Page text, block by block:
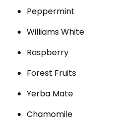
Peppermint
Williams White
Raspberry
Forest Fruits
Yerba Mate
Chamomile